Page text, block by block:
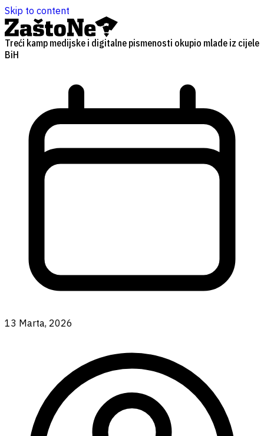
Skip to content
Treći kamp medijske i digitalne pismenosti okupio mlade iz cijele
BiH
13 Marta, 2026